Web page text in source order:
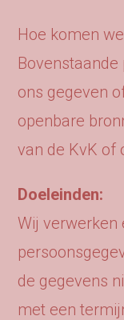
Hoe komen
ons gegeven
openbare
van de KvK of
Doeleinden:
Wij verwerken
de gegevens
met een